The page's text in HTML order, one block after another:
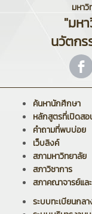
มหาวิ
"มห
นวัตก
ค้นหานักศึกษา
หลักสูตรที่เปิดสอ
คำถามที่พบบ่อย
เว็บลิงค์
สภามหาวิทยาลัย
สภาวิชาการ
สภาคณาจารย์แล
ระบบทะเบียนกล